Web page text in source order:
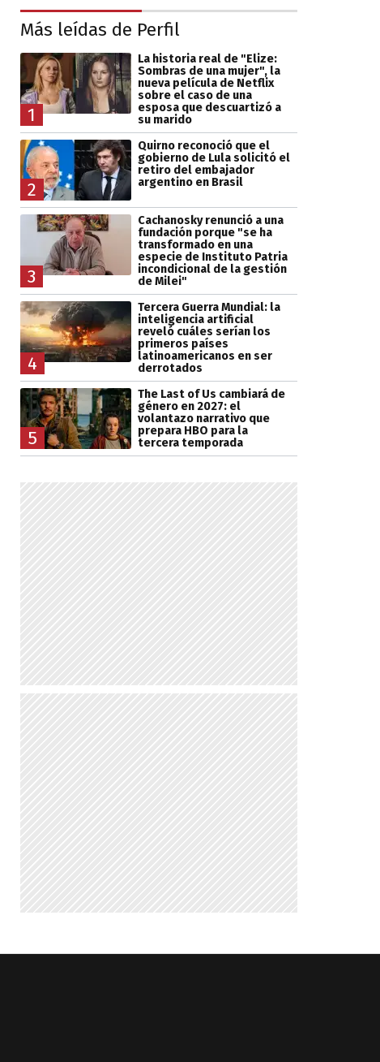
Más leídas de Perfil
1
La historia real de "Elize:
Sombras de una mujer", la
nueva película de Netflix
sobre el caso de una
esposa que descuartizó a
su marido
2
Quirno reconoció que el
gobierno de Lula solicitó el
retiro del embajador
argentino en Brasil
3
Cachanosky renunció a una
fundación porque "se ha
transformado en una
especie de Instituto Patria
incondicional de la gestión
de Milei"
4
Tercera Guerra Mundial: la
inteligencia artificial
reveló cuáles serían los
primeros países
latinoamericanos en ser
derrotados
5
The Last of Us cambiará de
género en 2027: el
volantazo narrativo que
prepara HBO para la
tercera temporada